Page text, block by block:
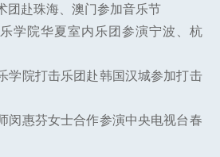
团赴珠海、澳门参加音乐节
学院华夏室内乐团参演宁波、杭
学院打击乐团赴韩国汉城参加打击
闵惠芬女士合作参演中央电视台春